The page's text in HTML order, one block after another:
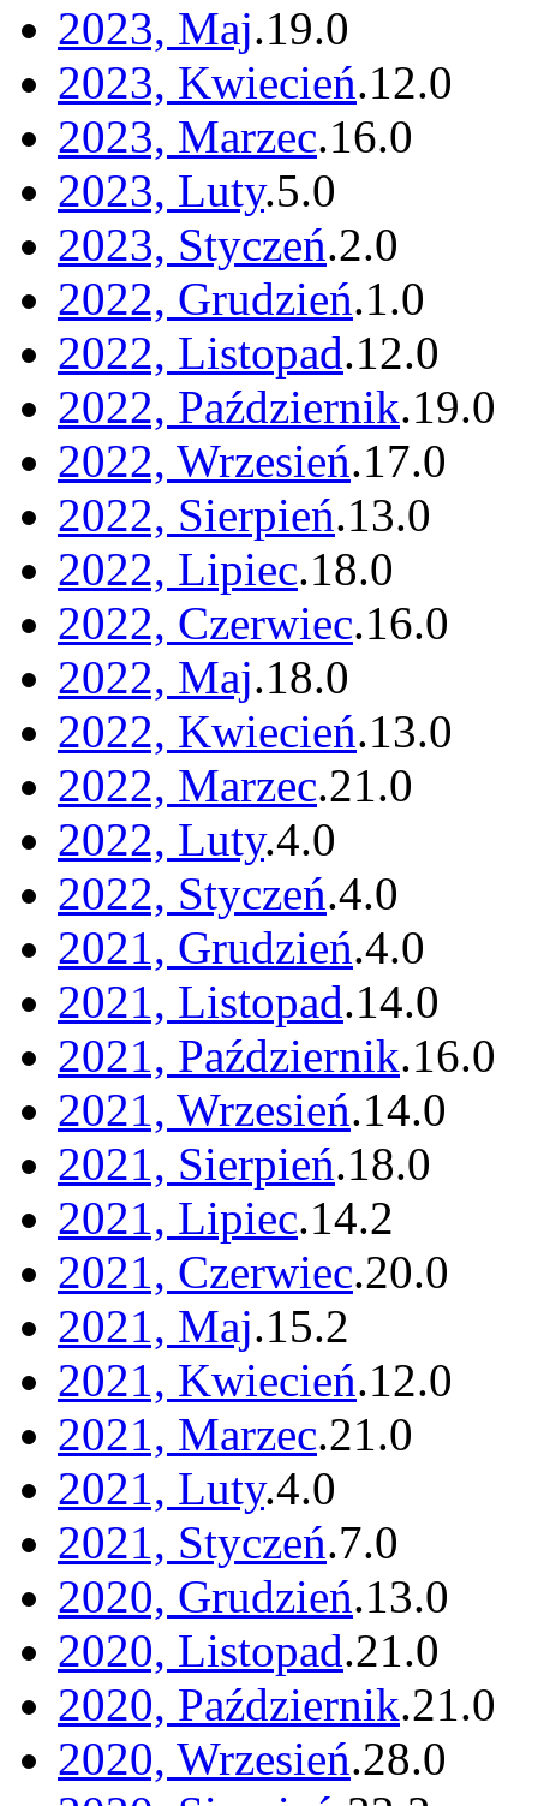
2023, Maj.19.0
2023, Kwiecień.12.0
2023, Marzec.16.0
2023, Luty.5.0
2023, Styczeń.2.0
2022, Grudzień.1.0
2022, Listopad.12.0
2022, Październik.19.0
2022, Wrzesień.17.0
2022, Sierpień.13.0
2022, Lipiec.18.0
2022, Czerwiec.16.0
2022, Maj.18.0
2022, Kwiecień.13.0
2022, Marzec.21.0
2022, Luty.4.0
2022, Styczeń.4.0
2021, Grudzień.4.0
2021, Listopad.14.0
2021, Październik.16.0
2021, Wrzesień.14.0
2021, Sierpień.18.0
2021, Lipiec.14.2
2021, Czerwiec.20.0
2021, Maj.15.2
2021, Kwiecień.12.0
2021, Marzec.21.0
2021, Luty.4.0
2021, Styczeń.7.0
2020, Grudzień.13.0
2020, Listopad.21.0
2020, Październik.21.0
2020, Wrzesień.28.0